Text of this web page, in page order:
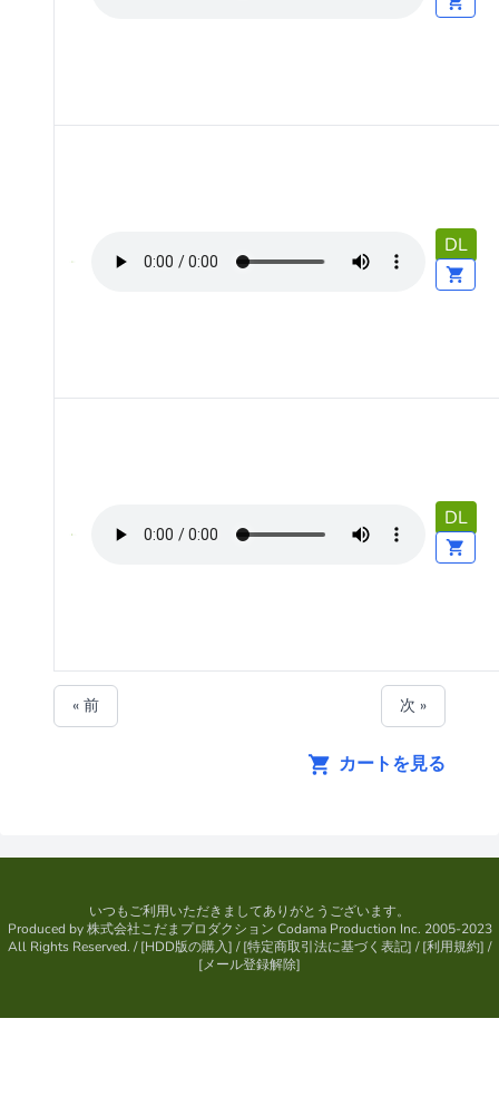
DL
DL
« 前 次 »
カートを見る
いつもご利用いただきましてありがとうございます。
Produced by株式会社こだまプロダクション Codama Production Inc. 2005-2023
All Rights Reserved. / [HDD版の購入] / [特定商取引法に基づく表記] / [利用規約] /
[メール登録解除]